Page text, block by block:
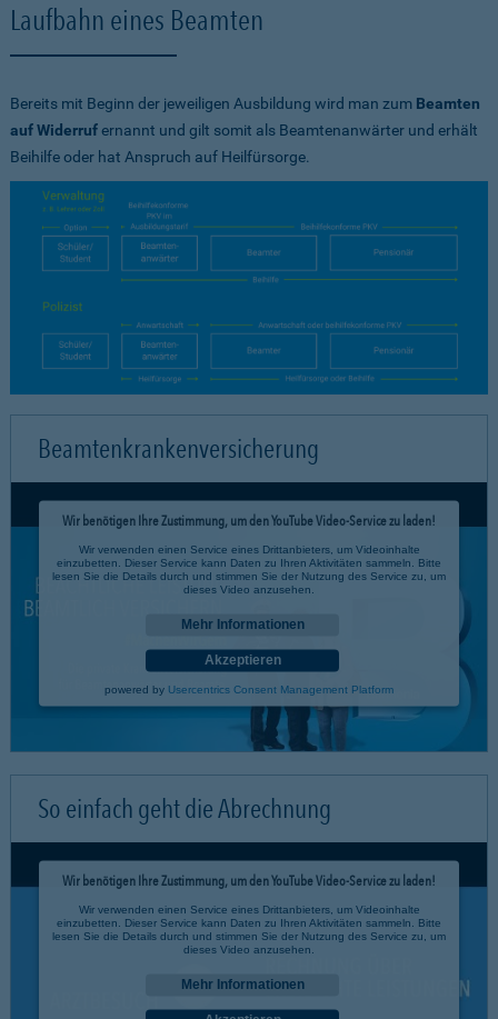
Laufbahn eines Beamten
Bereits mit Beginn der jeweiligen Ausbildung wird man zum Beamten
auf Widerrufernannt und gilt somit als Beamtenanwärter und erhält
Beihilfe oder hat Anspruch auf Heilfürsorge.
Beamtenkrankenversicherung
Wir benötigen Ihre Zustimmung, um den YouTube Video-Service zu laden!
Wir verwenden einen Service eines Drittanbieters, um Videoinhalte
einzubetten. Dieser Service kann Daten zu Ihren Aktivitäten sammeln. Bitte
lesen Sie die Details durch und stimmen Sie der Nutzung des Service zu, um
dieses Video anzusehen.
Mehr Informationen
Akzeptieren
powered by Usercentrics Consent Management Platform
So einfach geht die Abrechnung
Wir benötigen Ihre Zustimmung, um den YouTube Video-Service zu laden!
Wir verwenden einen Service eines Drittanbieters, um Videoinhalte
einzubetten. Dieser Service kann Daten zu Ihren Aktivitäten sammeln. Bitte
lesen Sie die Details durch und stimmen Sie der Nutzung des Service zu, um
dieses Video anzusehen.
Mehr Informationen